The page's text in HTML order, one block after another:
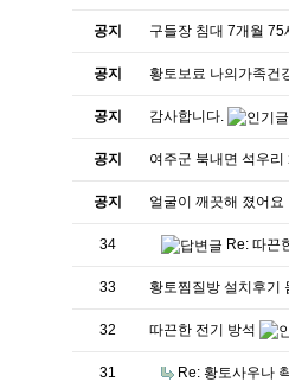
공지 구들장 침대 7개월
공지 황토보료 나의가족건
공지 감사합니다.
공지 여주군 북내면 석우
공지 얼굴이 깨끗해 졌어
34 Re: 따끈
33 황토찜질방 설치후기
32 따끈한 전기 방석
31 Re: 황토사우나